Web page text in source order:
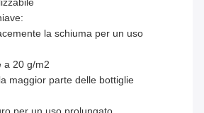
la schiuma per un uso
a 20 g/m2
maggior parte delle bottiglie